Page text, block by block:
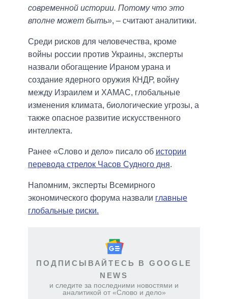
современной истории. Потому что это
вполне может быть», – считают аналитики.
Среди рисков для человечества, кроме
войны россии против Украины, эксперты
назвали обогащение Ираном урана и
создание ядерного оружия КНДР, войну
между Израилем и ХАМАС, глобальные
изменения климата, биологические угрозы, а
также опасное развитие искусственного
интеллекта.
Ранее «Слово и дело» писало об истории
перевода стрелок Часов Судного дня.
Напомним, эксперты Всемирного
экономического форума назвали главные
глобальные риски.
ПОДПИСЫВАЙТЕСЬ В GOOGLE
NEWS
и следите за последними новостями и
аналитикой от «Слово и дело»